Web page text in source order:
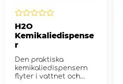
H2O
Kemikaliedispense
r
Den praktiska
kemikaliedispensern
flyter i vattnet och